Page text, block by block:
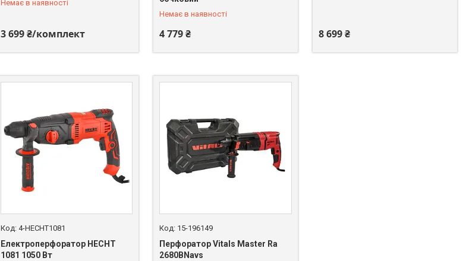
Немає в наявності
3 699 ₴/комплект
Немає в наявності
4 779 ₴ 8 699 ₴
4-HECHT1081
Електроперфоратор HECHT
1081 1050 Вт
15-196149
Перфоратор Vitals Master Ra
2680BNavs